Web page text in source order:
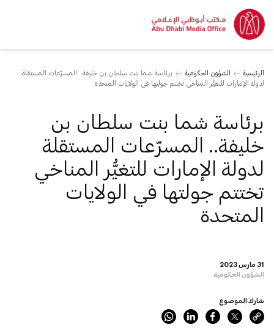
الرئيسية الشؤون الحكومية
برئاسة شما بنت سلطان بن خليفة.. المسرّعات المستقلة
لدولة الإمارات للتغيُّر المناخي تختتم جولتها في الولايات المتحدة
31 مارس 2023
الشؤون الحكومية
برئاسة شما بنت سلطان بن
خليفة.. المسرّعات المستقلة
لدولة الإمارات للتغيُّر المناخي
تختتم جولتها في الولايات
المتحدة
شارك الموضوع